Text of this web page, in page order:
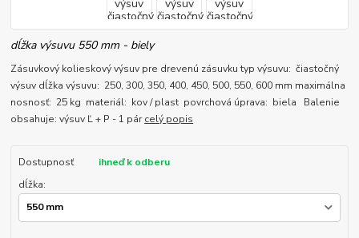
dĺžka výsuvu 550 mm - biely
Zásuvkový kolieskový výsuv pre drevenú zásuvku typ výsuvu: čiastočný
výsuv dĺžka výsuvu: 250, 300, 350, 400, 450, 500, 550, 600 mm maximálna
nosnosť: 25 kg materiál: kov / plast povrchová úprava: biela Balenie
obsahuje: výsuv Ľ + P - 1 párcelý popis
Dostupnosť
ihneď k odberu
dĺžka: